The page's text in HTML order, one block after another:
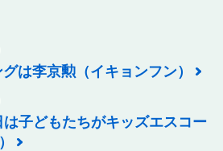
は李京勲（イキョンフン）
子どもたちがキッズエスコー